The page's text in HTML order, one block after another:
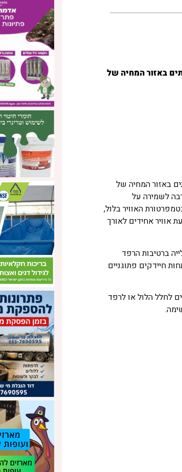
באזור המחיה של
באזור המחיה של
אנרגיה רבה לשמירה על
האוויר בלול,
אוויר אחידים לאורך
ברטיבות הרפד
חיידקים פתוגניים
כלומר, לכל 1 ק"ג מזון נצרכים 2 ליטרים מים, הנפלטים לחלל הלול או לרפד